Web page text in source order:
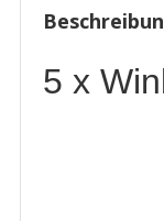
Kelle
Menge5 x